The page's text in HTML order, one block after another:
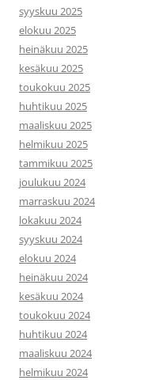
syyskuu 2025
elokuu 2025
heinäkuu 2025
kesäkuu 2025
toukokuu 2025
huhtikuu 2025
maaliskuu 2025
helmikuu 2025
tammikuu 2025
joulukuu 2024
marraskuu 2024
lokakuu 2024
syyskuu 2024
elokuu 2024
heinäkuu 2024
kesäkuu 2024
toukokuu 2024
huhtikuu 2024
maaliskuu 2024
helmikuu 2024